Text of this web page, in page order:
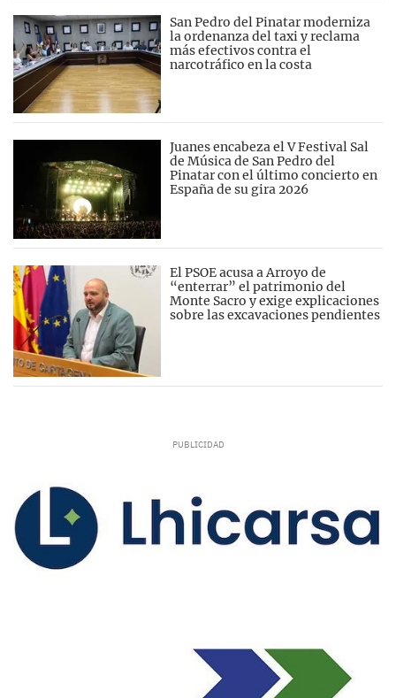
San Pedro del Pinatar moderniza
la ordenanza del taxi y reclama
más efectivos contra el
narcotráfico en la costa
Juanes encabeza el V Festival Sal
de Música de San Pedro del
Pinatar con el último concierto en
España de su gira 2026
El PSOE acusa a Arroyo de
“enterrar” el patrimonio del
Monte Sacro y exige explicaciones
sobre las excavaciones pendientes